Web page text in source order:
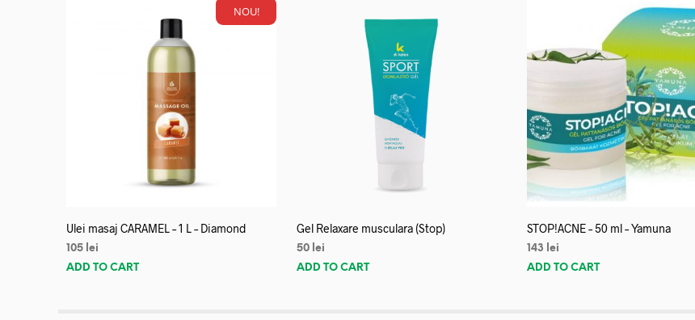
NOU!
Ulei masaj CARAMEL – 1 L – Diamond
105 lei
ADD TO CART
Gel Relaxare musculara (Stop)
50 lei
ADD TO CART
STOP!ACNE – 50 ml – Yamuna
143
lei
ADD TO CART